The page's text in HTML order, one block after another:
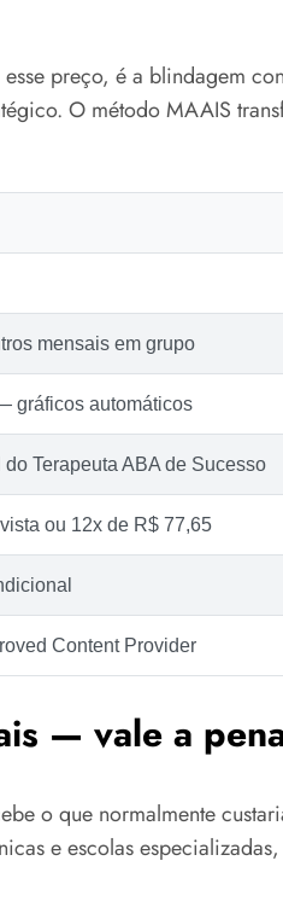
preço, é a blindagem
O método MAAIS
mensais em grupo
gráficos automáticos
do Terapeuta ABA de Sucesso
ou 12x de R$ 77,65
Content Provider
— vale a
o que normalmente
e escolas